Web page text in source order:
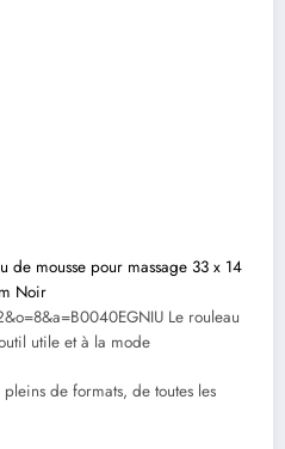
de mousse pour massage 33 x 14
Noir
pleins de formats, de toutes les